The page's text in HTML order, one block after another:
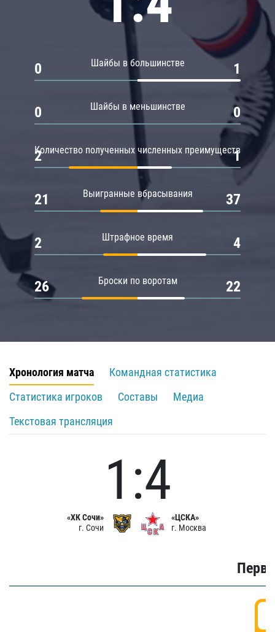
Шайбы в большинстве
0 1
Шайбы в меньшинстве
0 0
Количество полученных численных преимуществ
2 1
Выигранные вбрасывания
21 37
Штрафное время
2 4
Броски по воротам
26 22
Хронология матча
Командная статистика
Статистика игроков
Составы
Медиа
Текстовая трансляция
«ХК Сочи»
г. Сочи
1:4
«ЦСКА»
г. Москва